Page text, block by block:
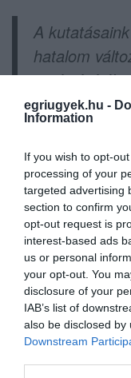
egriugyek.hu -
Information
If you wish to opt-
processing of your
targeted advertising
section to confirm
opt-out request is
interest-based ads
us or personal
your opt-out. You
disclosure of your
IAB’s list of
also be disclosed
Downstream
A
hatalom
az újságírók
örülünk
hat újságíró
született,
állítani azt a
engedte a
folyosókon,
kitiltásának
figyelemmel
– mondta